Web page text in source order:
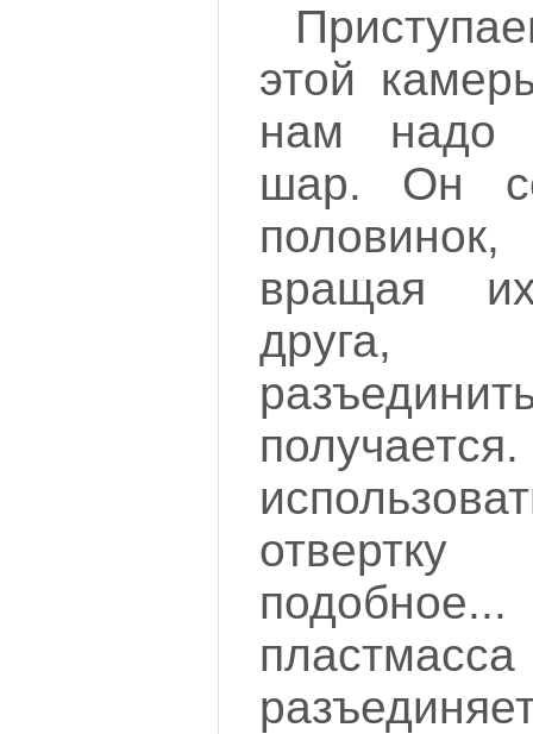
этой
нам надо
шар. Он
вращая